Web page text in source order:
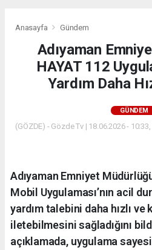
Anasayfa Gündem
Adıyaman
HAYAT 112
Yardım Daha
GÜNDEM
(GÖZDE) - Gözde Tv | 18.06.2026 -
Adıyaman Emniyet
Mobil Uygulaması’nın acil
yardım talebini daha hızlı ve
iletebilmesini sağladığını
açıklamada, uygulama